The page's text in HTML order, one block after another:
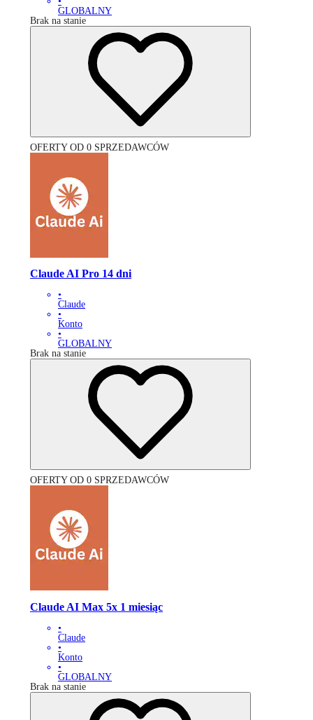
GLOBALNY
Brak na stanie
OFERTY OD 0 SPRZEDAWCÓW
Claude AI Pro 14 dni
•
Claude
•
Konto
•
GLOBALNY
Brak na stanie
OFERTY OD 0 SPRZEDAWCÓW
Claude AI Max 5x 1 miesiąc
•
Claude
•
Konto
•
GLOBALNY
Brak na stanie